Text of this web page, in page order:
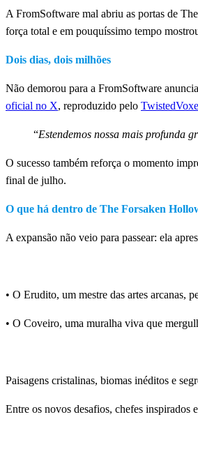
A FromSoftware mal abriu as portas de
força total e em pouquíssimo tempo
Dois dias, dois milhões
Não demorou para a FromSoftware
oficial no X, reproduzido pelo
“Estendemos nossa mais profunda
O sucesso também reforça o momento
final de julho.
O que há dentro de The Forsaken
A expansão não veio para passear: ela
• O Erudito, um mestre das artes arcanas,
• O Coveiro, uma muralha viva que
Paisagens cristalinas, biomas inéditos e
Entre os novos desafios, chefes inspirados